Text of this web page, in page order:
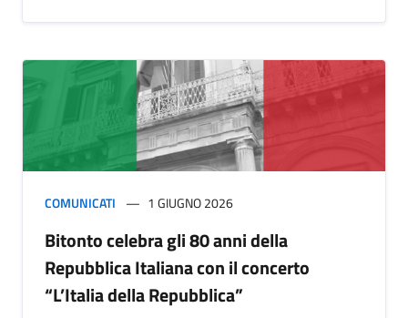
COMUNICATI 1 GIUGNO 2026
Bitonto celebra gli 80 anni della
Repubblica Italiana con il concerto
“L’Italia della Repubblica”